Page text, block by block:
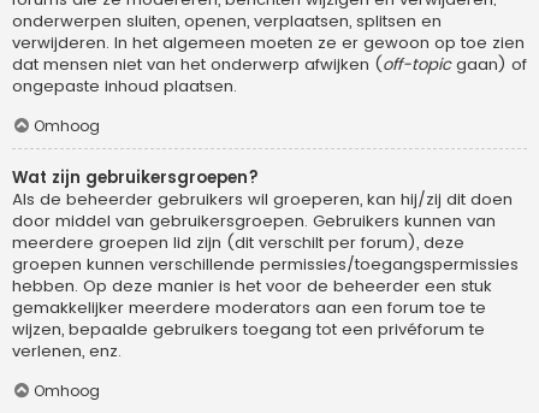
onderwerpen sluiten, openen, verplaatsen, splitsen en
verwijderen. In het algemeen moeten ze er gewoon op toe zien
dat mensen niet van het onderwerp afwijken (off-topicgaan) of
ongepaste inhoud plaatsen.
Omhoog
Wat zijn gebruikersgroepen?
Als de beheerder gebruikers wil groeperen, kan hij/zij dit doen
door middel van gebruikersgroepen. Gebruikers kunnen van
meerdere groepen lid zijn (dit verschilt per forum), deze
groepen kunnen verschillende permissies/toegangspermissies
hebben. Op deze manier is het voor de beheerder een stuk
gemakkelijker meerdere moderators aan een forum toe te
wijzen, bepaalde gebruikers toegang tot een privéforum te
verlenen, enz.
Omhoog